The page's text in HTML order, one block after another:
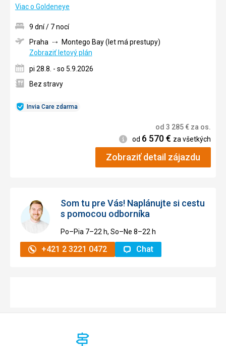
Viac o Goldeneye
Invia Care zdarma
9 dní / 7 nocí
Praha
Montego Bay (let má prestupy)
Zobraziť letový plán
pi 28.8. - so 5.9.2026
Bez stravy
od 3 285€ za os.
Informácie
od 6 570€ za všetkých
Zobraziť detail zájazdu
Som tu pre Vás! Naplánujte si cestu
s pomocou odborníka
Po–Pia 7–⁠⁠⁠⁠⁠⁠22 h, So–Ne 8–⁠⁠⁠⁠⁠⁠22 h
+421 2 3221 0472 Chat